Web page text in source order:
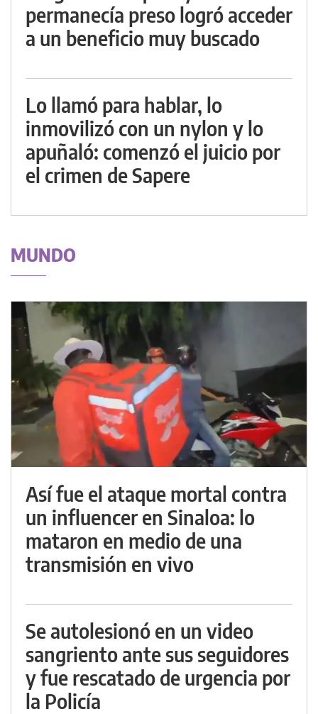
permanecía preso logró acceder
a un beneficio muy buscado
Lo llamó para hablar, lo
inmovilizó con un nylon y lo
apuñaló: comenzó el juicio por
el crimen de Sapere
MUNDO
Así fue el ataque mortal contra
un influencer en Sinaloa: lo
mataron en medio de una
transmisión en vivo
Se autolesionó en un video
sangriento ante sus seguidores
y fue rescatado de urgencia por
la Policía